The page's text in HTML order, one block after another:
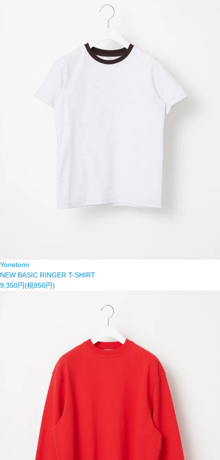
Yonetomi
NEW BASIC RINGER T-SHIRT
9,350円(税850円)